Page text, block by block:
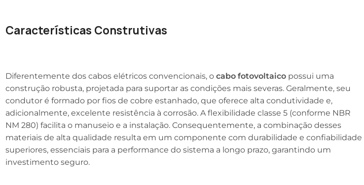
Características Construtivas
Diferentemente dos cabos elétricos convencionais, o cabo fotovoltaico possui uma
construção robusta, projetada para suportar as condições mais severas. Geralmente, seu
condutor é formado por fios de cobre estanhado, que oferece alta condutividade e,
adicionalmente, excelente resistência à corrosão. A flexibilidade classe 5 (conforme NBR
NM 280) facilita o manuseio e a instalação. Consequentemente, a combinação desses
materiais de alta qualidade resulta em um componente com durabilidade e confiabilidade
superiores, essenciais para a performance do sistema a longo prazo, garantindo um
investimento seguro.